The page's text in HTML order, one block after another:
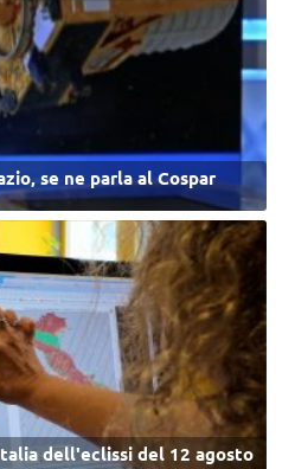
se ne parla al Cospar
dell'eclissi del 12 agosto